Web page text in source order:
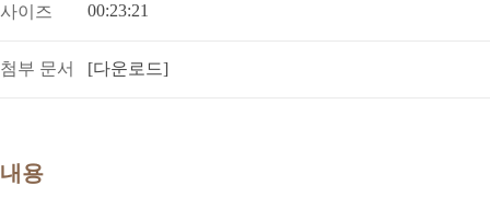
사이즈 00:23:21
첨부 문서 [다운로드]
내용